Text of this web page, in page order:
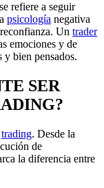
refiere a seguir
psicología negativa
Un trader
emociones y de
y bien pensados.
SER
trading. Desde la
de
la diferencia entre